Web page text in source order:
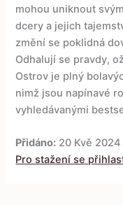
mohou uniknout
dcery a jejich
změní se poklidná
Odhalují se pravdy,
Ostrov je plný
nimž jsou napínavé
vyhledávanými
Přidáno: 20 Kvě 2024
Pro stažení se